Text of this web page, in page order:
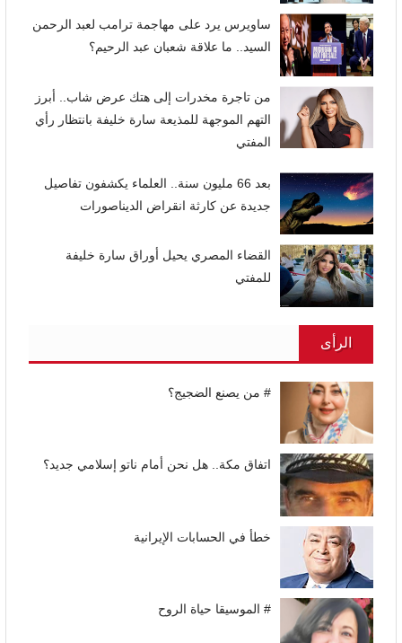
ساويرس يرد على مهاجمة ترامب لعبد الرحمن
السيد.. ما علاقة شعبان عبد الرحيم؟
من تاجرة مخدرات إلى هتك عرض شاب.. أبرز
التهم الموجهة للمذيعة سارة خليفة بانتظار رأي
المفتي
بعد 66 مليون سنة.. العلماء يكشفون تفاصيل
جديدة عن كارثة انقراض الديناصورات
القضاء المصري يحيل أوراق سارة خليفة
للمفتي
الرأى
# من يصنع الضجيج؟
اتفاق مكة.. هل نحن أمام ناتو إسلامي جديد؟
خطأ في الحسابات الإيرانية
# الموسيقا حياة الروح